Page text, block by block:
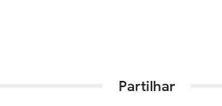
Partilhar